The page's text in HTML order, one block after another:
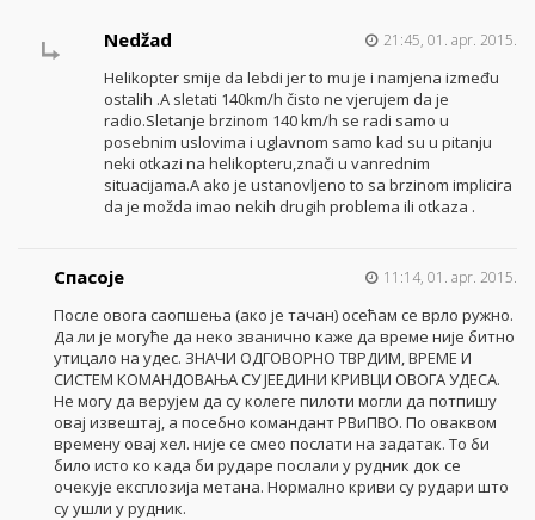
Nedžad 21:45, 01. apr. 2015.
Helikopter smije da lebdi jer to mu je i namjena između
ostalih .A sletati 140km/h čisto ne vjerujem da je
radio.Sletanje brzinom 140 km/h se radi samo u
posebnim uslovima i uglavnom samo kad su u pitanju
neki otkazi na helikopteru,znači u vanrednim
situacijama.A ako je ustanovljeno to sa brzinom implicira
da je možda imao nekih drugih problema ili otkaza .
Спасоје 11:14, 01. apr. 2015.
После овога саопшења (ако је тачан) осећам се врло ружно.
Да ли је могуће да неко званично каже да време није битно
утицало на удес. ЗНАЧИ ОДГОВОРНО ТВРДИМ, ВРЕМЕ И
СИСТЕМ КОМАНДОВАЊА СУ ЈЕЕДИНИ КРИВЦИ ОВОГА УДЕСА.
Не могу да верујем да су колеге пилоти могли да потпишу
овај извештај, а посебно командант РВиПВО. По оваквом
времену овај хел. није се смео послати на задатак. То би
било исто ко када би рударе послали у рудник док се
очекује експлозија метана. Нормално криви су рудари што
су ушли у рудник.